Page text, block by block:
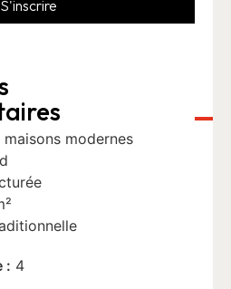
S'inscrire
maisons modernes
: 4